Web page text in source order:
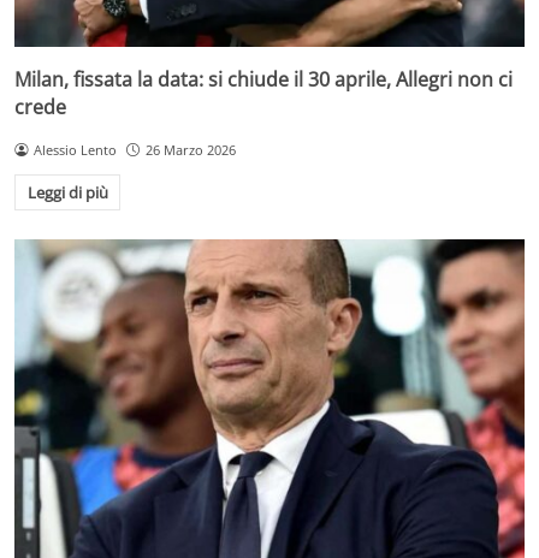
Milan, fissata la data: si chiude il 30 aprile, Allegri non ci
crede
Alessio Lento 26 Marzo 2026
Leggi di più